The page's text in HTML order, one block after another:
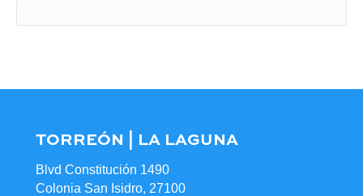
TORREÓN | LA LAGUNA
Blvd Constitución 1490
Colonia San Isidro, 27100